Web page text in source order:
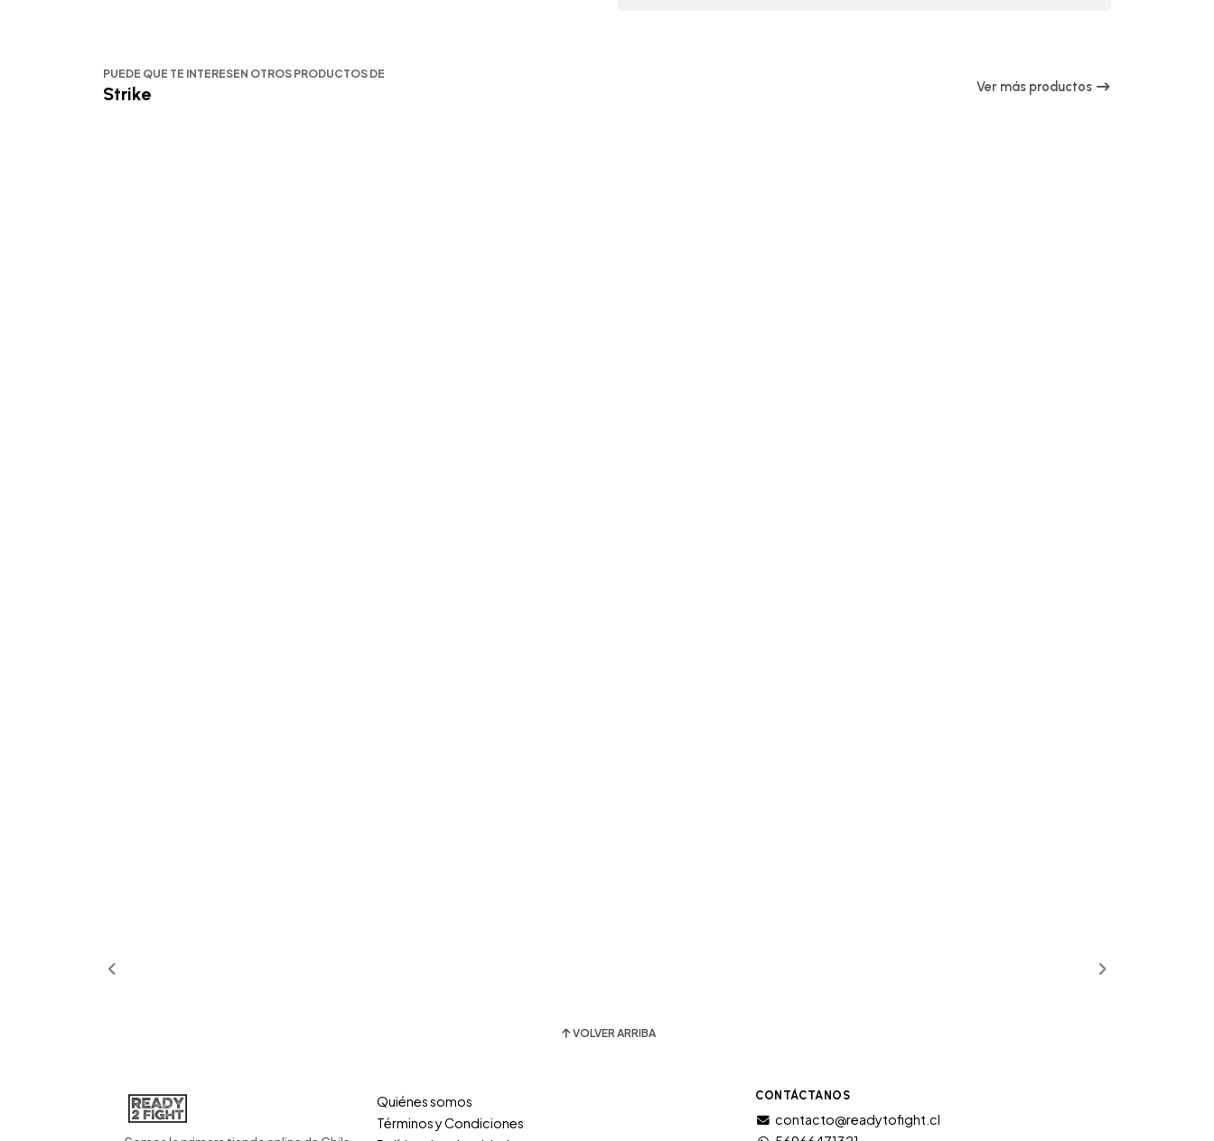
PUEDE QUE TE INTERESEN OTROS PRODUCTOS DE
Strike Ver más productos
VOLVER ARRIBA
Quiénes somos
Términos y Condiciones
CONTÁCTANOS
contacto@readytofight.cl